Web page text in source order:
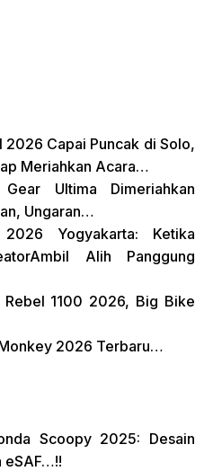
2026 Capai Puncak di Solo,
Meriahkan Acara…
Ultima Dimeriahkan
Ungaran…
Yogyakarta: Ketika
Alih Panggung
Rebel 1100 2026, Big Bike
2026 Terbaru…
Scoopy 2025: Desain
eSAF…!!